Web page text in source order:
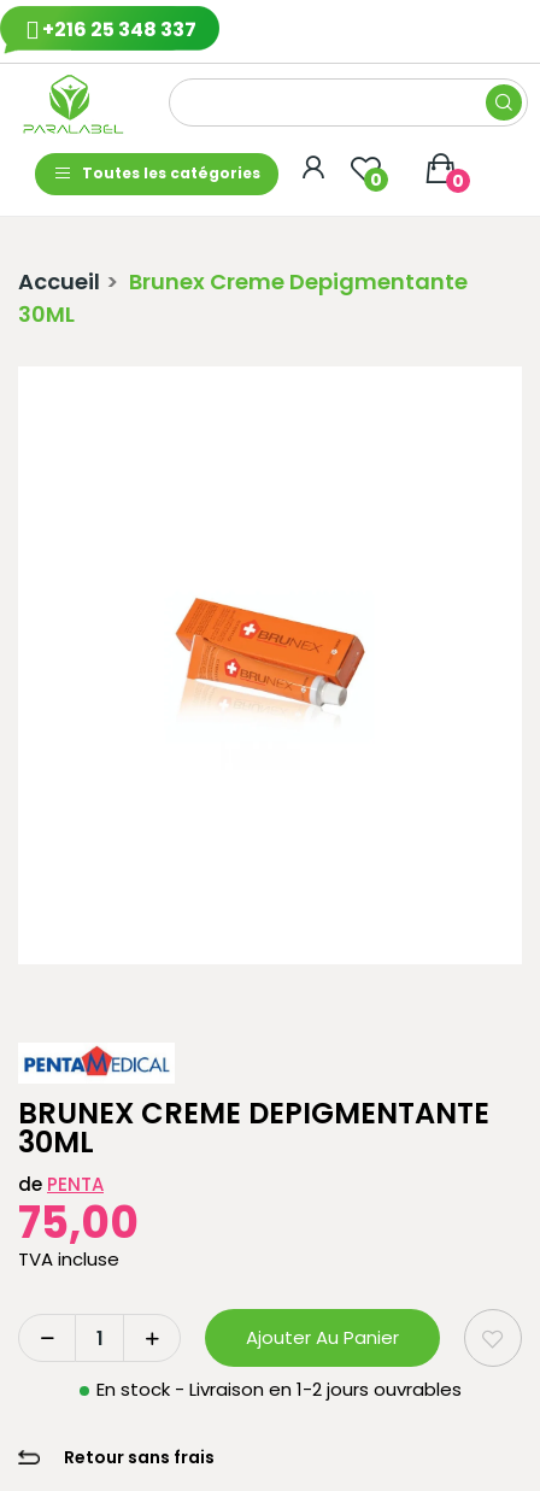
+216 25 348 337
Toutes les catégories 0 0
Accueil
Brunex Creme Depigmentante
30ML
BRUNEX CREME DEPIGMENTANTE
30ML
de PENTA
75,00
TVA incluse
Ajouter Au Panier
En stock - Livraison en 1-2 jours ouvrables
Retour sans frais